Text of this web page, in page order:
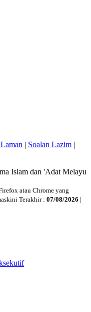
| Soalan Lazim |
Islam dan 'Adat Melayu
atau Chrome yang
Terakhir : 07/08/2026 |